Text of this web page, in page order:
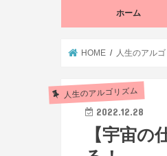
ホーム
HOME 人生のアル
人生のアルゴリズム
2022.12.28
【宇宙の